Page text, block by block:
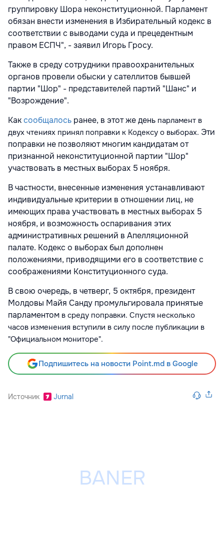
группировку Шора неконституционной. Парламент
обязан внести изменения в Избирательный кодекс в
соответствии с выводами суда и прецедентным
правом ЕСПЧ", - заявил Игорь Гросу.
Также в среду сотрудники правоохранительных
органов провели обыски у сателлитов бывшей
партии "Шор" - представителей партий "Шанс" и
"Возрождение".
Каксообщалось ранее, в этот же день парламент в
двух чтениях принял поправки к Кодексу о выборах. Эти
поправки не позволяют многим кандидатам от
признанной неконституционной партии "Шор"
участвовать в местных выборах 5 ноября.
В частности, внесенные изменения устанавливают
индивидуальные критерии в отношении лиц, не
имеющих права участвовать в местных выборах 5
ноября, и возможность оспаривания этих
административных решений в Апелляционной
палате. Кодекс о выборах был дополнен
положениями, приводящими его в соответствие с
соображениями Конституционного суда.
В свою очередь, в четверг, 5 октября, президент
Молдовы Майя Санду промульгировала принятые
парламентом в среду поправки. Спустя несколько
часов изменения вступили в силу после публикации в
"Официальном мониторе".
Подпишитесь на новости Point.md в Google
Источник Jurnal